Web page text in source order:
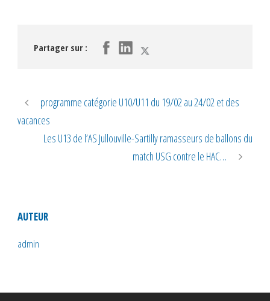
Partager sur :
programme catégorie U10/U11 du 19/02 au 24/02 et des
vacances
Les U13 de l’AS Jullouville-Sartilly ramasseurs de ballons du
match USG contre le HAC…
AUTEUR
admin